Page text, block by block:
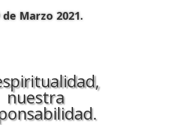
de Marzo 2021.
nuestra